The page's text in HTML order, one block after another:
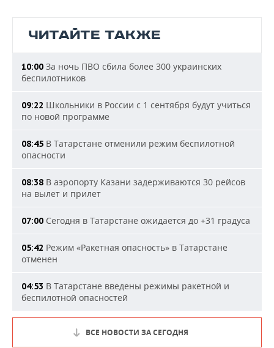
ЧИТАЙТЕ ТАКЖЕ
10:00 За ночь ПВО сбила более 300 украинских
беспилотников
09:22 Школьники в России с 1 сентября будут учиться
по новой программе
08:45 В Татарстане отменили режим беспилотной
опасности
08:38 В аэропорту Казани задерживаются 30 рейсов
на вылет и прилет
07:00 Сегодня в Татарстане ожидается до +31 градуса
05:42 Режим «Ракетная опасность» в Татарстане
отменен
04:53 В Татарстане введены режимы ракетной и
беспилотной опасностей
ВСЕ НОВОСТИ ЗА СЕГОДНЯ